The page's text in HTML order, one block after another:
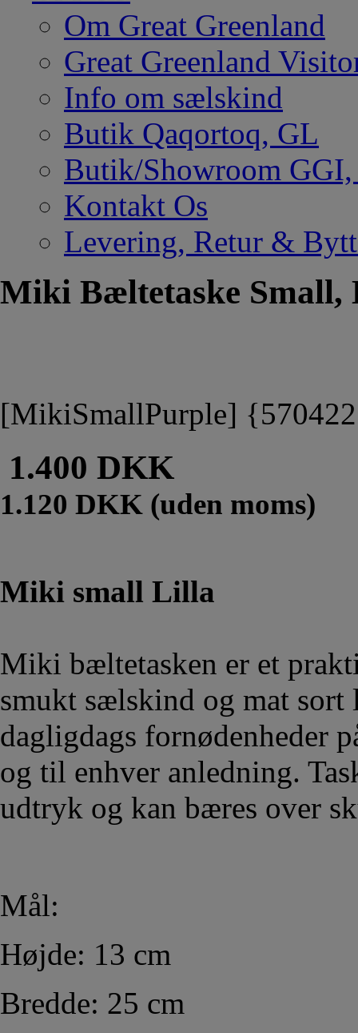
Om Great Greenland
Great Greenland
Info om sælskind
Butik Qaqortoq, GL
Butik/Showroom
Kontakt Os
Levering, Retur &
Miki Bæltetaske Small,
[MikiSmallPurple]
1.400 DKK
1.120 DKK (uden moms)
Miki small Lilla
Miki bæltetasken er et
smukt sælskind og mat sort
dagligdags fornødenheder
og til enhver anledning.
udtryk og kan bæres over
Mål:
Højde: 13 cm
Bredde: 25 cm